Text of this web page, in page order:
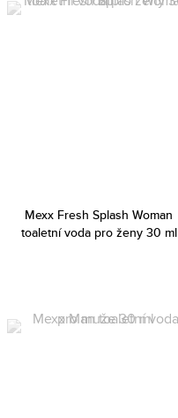
Mexx Fresh Splash Woman
toaletní voda pro ženy 30 ml